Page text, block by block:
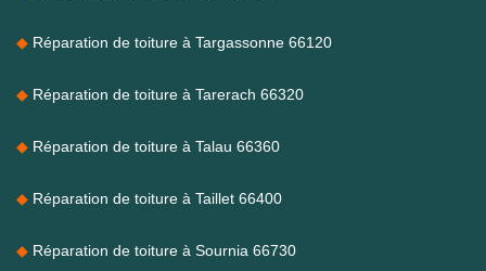
Réparation de toiture à Targassonne 66120
Réparation de toiture à Tarerach 66320
Réparation de toiture à Talau 66360
Réparation de toiture à Taillet 66400
Réparation de toiture à Sournia 66730